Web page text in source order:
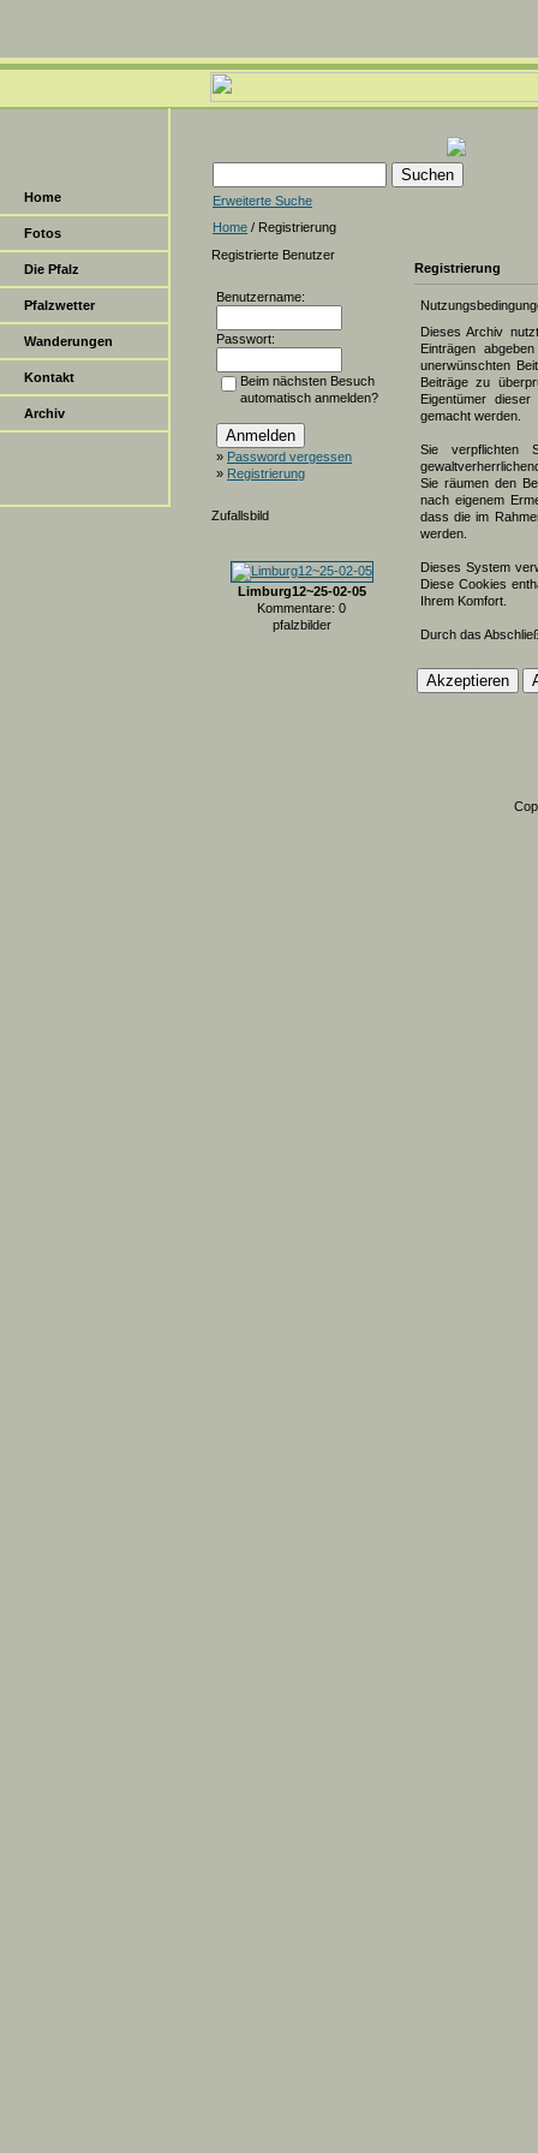
Home
Fotos
Die Pfalz
Pfalzwetter
Wanderungen
Kontakt
Archiv
Erweiterte Suche
Home / Registrierung
Registrierte Benutzer
Benutzername:
Passwort:
Beim nächsten Besuch
automatisch anmelden?
» Password vergessen
» Registrierung
Zufallsbild
Limburg12~25-02-05
Kommentare: 0
pfalzbilder
Registrierung
Dieses Archiv
Einträgen
unerwünschten
Beiträge zu
Eigentümer
gemacht werden.
Sie verpflichten
Sie räumen den
nach eigenem
dass die im
werden.
Dieses System
Diese Cookies
Ihrem Komfort.
Durch das